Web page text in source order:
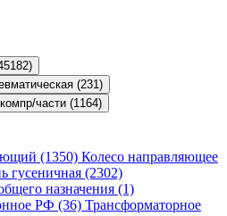
(231)
части (1164)
(1350) Колесо направляющее
гусеничная (2302)
назначения (1)
РФ (36) Трансформаторное